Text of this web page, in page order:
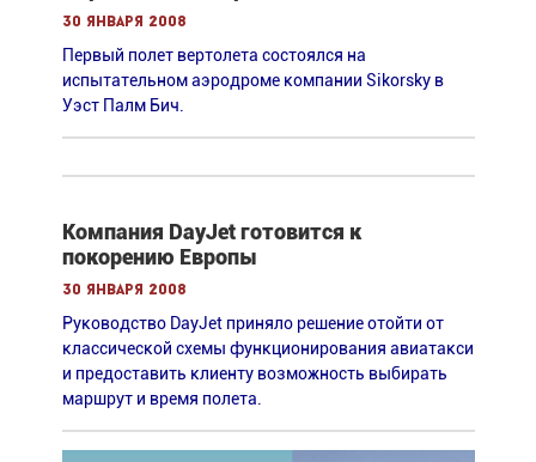
30 января 2008
Первый полет вертолета состоялся на
испытательном аэродроме компании Sikorsky в
Уэст Палм Бич.
Компания DayJet готовится к
покорению Европы
30 января 2008
Руководство DayJet приняло решение отойти от
классической схемы функционирования авиатакси
и предоставить клиенту возможность выбирать
маршрут и время полета.